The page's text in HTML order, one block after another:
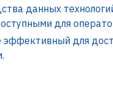
данных
для
эффективный для